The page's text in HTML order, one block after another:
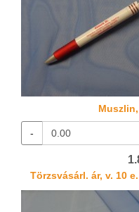
-
Törzsvásárl. ár, v. 10